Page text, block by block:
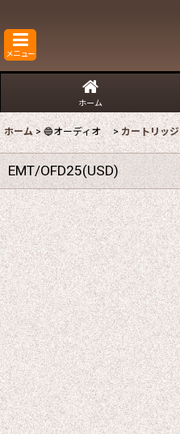
メニュー
ホーム
ホーム > 🔵オーディオ > カートリッジ
EMT/OFD25(USD)